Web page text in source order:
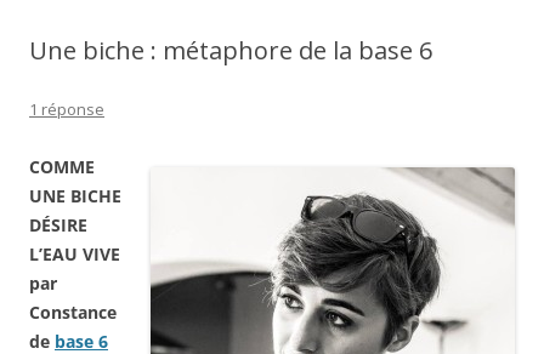
Une biche : métaphore de la base 6
1 réponse
COMME
UNE BICHE
DÉSIRE
L’EAU VIVE
par
Constance
de base 6